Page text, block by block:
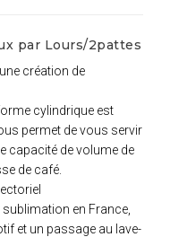
par Lours/2pattes
création de
cylindrique est
permet de vous servir
capacité de volume de
de café.
sublimation en France,
et un passage au lave-